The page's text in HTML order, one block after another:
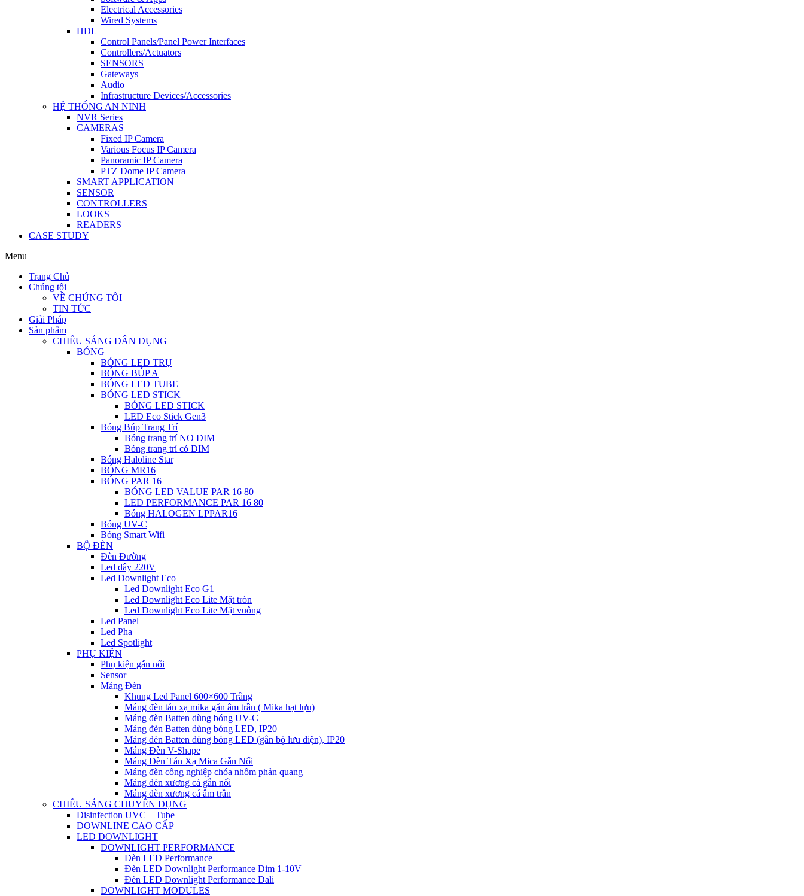
Electrical Accessories
Wired Systems
HDL
Control Panels/Panel Power Interfaces
Controllers/Actuators
SENSORS
Gateways
Audio
Infrastructure Devices/Accessories
HỆ THỐNG AN NINH
NVR Series
CAMERAS
Fixed IP Camera
Various Focus IP Camera
Panoramic IP Camera
PTZ Dome IP Camera
SMART APPLICATION
SENSOR
CONTROLLERS
LOOKS
READERS
CASE STUDY
Menu
Trang Chủ
Chúng tôi
VỀ CHÚNG TÔI
TIN TỨC
Giải Pháp
Sản phẩm
CHIẾU SÁNG DÂN DỤNG
BÓNG
BÓNG LED TRỤ
BÓNG BÚP A
BÓNG LED TUBE
BÓNG LED STICK
BÓNG LED STICK
LED Eco Stick Gen3
Bóng Búp Trang Trí
Bóng trang trí NO DIM
Bóng trang trí có DIM
Bóng Haloline Star
BÓNG MR16
BÓNG PAR 16
BÓNG LED VALUE PAR 16 80
LED PERFORMANCE PAR 16 80
Bóng HALOGEN LPPAR16
Bóng UV-C
Bóng Smart Wifi
BỘ ĐÈN
Đèn Đường
Led dây 220V
Led Downlight Eco
Led Downlight Eco G1
Led Downlight Eco Lite Mặt tròn
Led Downlight Eco Lite Mặt vuông
Led Panel
Led Pha
Led Spotlight
PHỤ KIỆN
Phụ kiện gắn nổi
Sensor
Máng Đèn
Khung Led Panel 600×600 Trắng
Máng đèn tán xạ mika gắn âm trần ( Mika hạt lựu)
Máng đèn Batten dùng bóng UV-C
Máng đèn Batten dùng bóng LED, IP20
Máng đèn Batten dùng bóng LED (gắn bộ lưu điện), IP20
Máng Đèn V-Shape
Máng Đèn Tán Xạ Mica Gắn Nổi
Máng đèn công nghiệp chóa nhôm phản quang
Máng đèn xương cá gắn nổi
Máng đèn xương cá âm trần
CHIẾU SÁNG CHUYÊN DỤNG
Disinfection UVC – Tube
DOWNLINE CAO CẤP
LED DOWNLIGHT
DOWNLIGHT PERFORMANCE
Đèn LED Performance
Đèn LED Downlight Performance Dim 1-10V
Đèn LED Downlight Performance Dali
DOWNLIGHT MODULES